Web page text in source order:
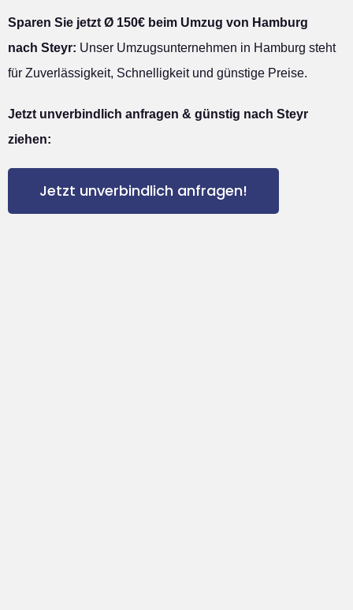
Sparen Sie jetzt Ø 150€ beim Umzug von Hamburg
nach Steyr: Unser Umzugsunternehmen in Hamburg steht
für Zuverlässigkeit, Schnelligkeit und günstige Preise.
Jetzt unverbindlich anfragen & günstig nach Steyr
ziehen:
Jetzt unverbindlich anfragen!